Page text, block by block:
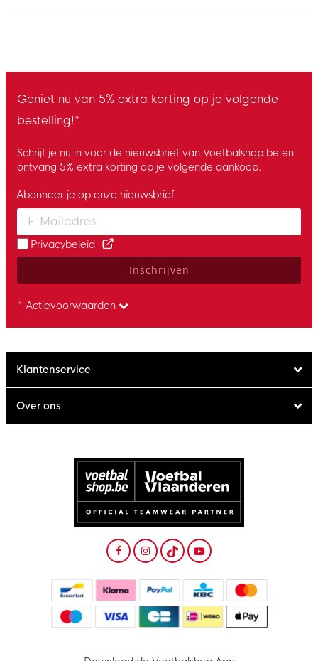
Geniet nu van 5% extra korting op je volgende
bestelling!*
Schrijf je nu in voor de nieuwsbrief van Voetbalshop.be en
ontvang 5% extra korting op je volgende aankoop.
Enter your email and accept the privacy policy to subscribe to
Abonneer je op onze nieuwsbrief
Privacybeleid
Inschrijven
* Actievoorwaarden
Klantenservice
Over ons